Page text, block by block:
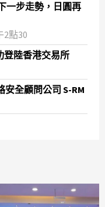
一步走勢，日圓再
2點30
登陸香港交易所
安全顧問公司 S-RM